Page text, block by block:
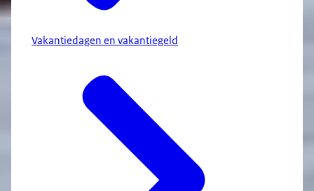
Vakantiedagen en vakantiegeld